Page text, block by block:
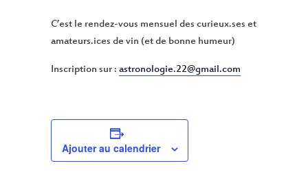
C’est le rendez-vous mensuel des curieux.ses et
amateurs.ices de vin (et de bonne humeur)
Inscription sur : astronologie.22@gmail.com
Ajouter au calendrier